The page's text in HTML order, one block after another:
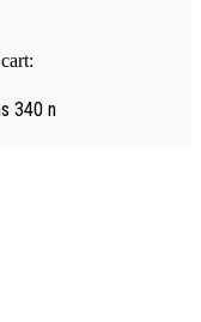
340 n